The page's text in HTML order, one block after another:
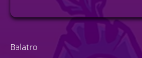
Balatro